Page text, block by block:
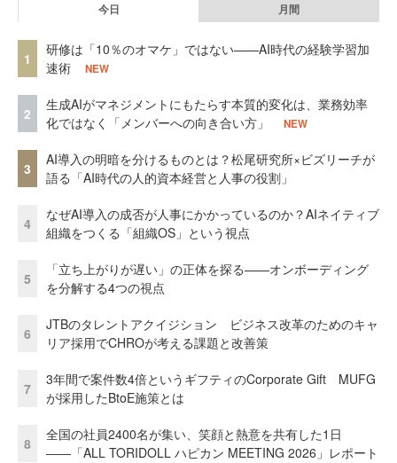
今日 月間
1
研修は「10％のオマケ」ではない——AI時代の経験学習加
速術
NEW
2
生成AIがマネジメントにもたらす本質的変化は、業務効率
化ではなく「メンバーへの向き合い方」
NEW
3
AI導入の明暗を分けるものとは？松尾研究所×ビズリーチが
語る「AI時代の人的資本経営と人事の役割」
4
なぜAI導入の成否が人事にかかっているのか？AIネイティブ
組織をつくる「組織OS」という視点
5
「立ち上がりが遅い」の正体を探る——オンボーディング
を分解する4つの視点
6
JTBのタレントアクイジション ビジネス改革のためのキャ
リア採用でCHROが考える課題と改善策
7
3年間で案件数4倍というギフティのCorporate Gift MUFG
が採用したBtoE施策とは
8
全国の社員2400名が集い、笑顔と熱意を共有した1日
――「ALL TORIDOLL ハピカン MEETING 2026」レポート